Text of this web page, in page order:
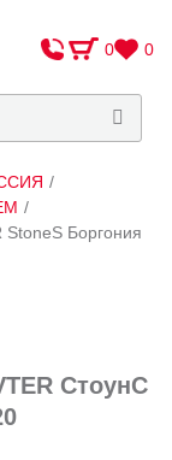
0 0
/
/
StoneS Боргония
СтоунС